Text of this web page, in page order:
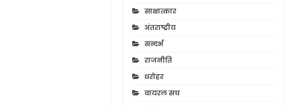
साक्षात्कार
अंतराष्ट्रीय
सन्दर्भ
राजनीति
धरोहर
वायरल सच